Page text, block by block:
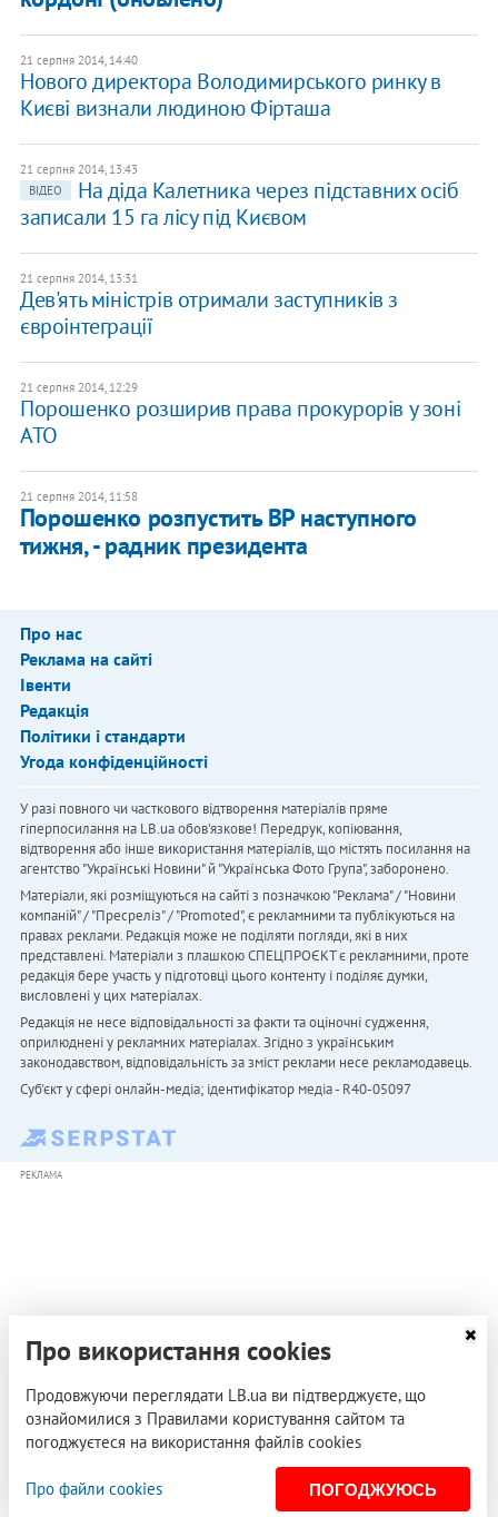
21 серпня 2014, 14:40
Нового директора Володимирського ринку в
Києві визнали людиною Фірташа
21 серпня 2014, 13:43
ВІДЕО
На діда Калетника через підставних осіб
записали 15 га лісу під Києвом
21 серпня 2014, 13:31
Дев'ять міністрів отримали заступників з
євроінтеграції
21 серпня 2014, 12:29
Порошенко розширив права прокурорів у зоні
АТО
21 серпня 2014, 11:58
Порошенко розпустить ВР наступного
тижня, - радник президента
Про нас
Реклама на сайті
Івенти
Редакція
Політики і стандарти
Угода конфіденційності
У разі повного чи часткового відтворення матеріалів пряме
гіперпосилання на LB.ua обов'язкове! Передрук, копіювання,
відтворення або інше використання матеріалів, що містять посилання на
агентство "Українськi Новини" й "Українська Фото Група", заборонено.
Матеріали, які розміщуються на сайті з позначкою "Реклама" / "Новини
компаній" / "Пресреліз" / "Promoted", є рекламними та публікуються на
правах реклами. Редакція може не поділяти погляди, які в них
представлені. Матеріали з плашкою СПЕЦПРОЄКТ є рекламними, проте
редакція бере участь у підготовці цього контенту і поділяє думки,
висловлені у цих матеріалах.
Редакція не несе відповідальності за факти та оціночні судження,
оприлюднені у рекламних матеріалах. Згідно з українським
законодавством, відповідальність за зміст реклами несе рекламодавець.
Cуб'єкт у сфері онлайн-медіа; ідентифікатор медіа - R40-05097
РЕКЛАМА
Про використання cookies
Продовжуючи переглядати LB.ua ви підтверджуєте, що
ознайомилися з Правилами користування сайтом та
погоджуєтеся на використання файлів cookies
Про файли cookies ПОГОДЖУЮСЬ